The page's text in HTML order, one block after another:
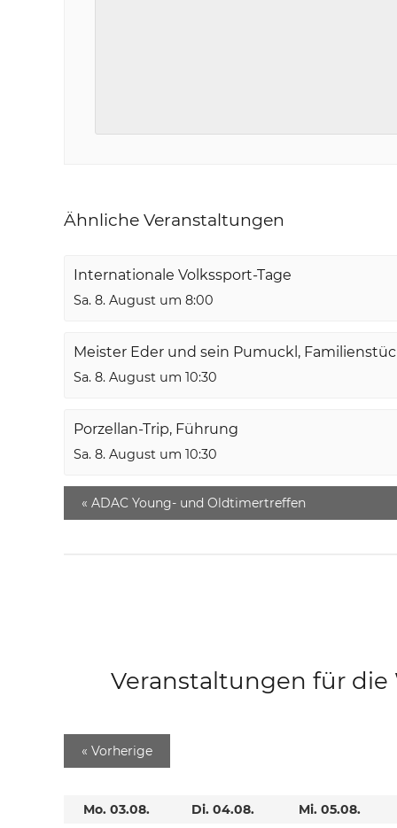
Ähnliche Veranstaltungen
Internationale Volkssport-Tage
Sa. 8. August um 8:00
Meister Eder und sein Pumuckl,
Sa. 8. August um 10:30
Porzellan-Trip, Führung
Sa. 8. August um 10:30
« ADAC Young- und Oldtimertreffen
Veranstaltungen für die
« Vorherige
Mo. 03.08.
Di. 04.08.
Mi. 05.08.